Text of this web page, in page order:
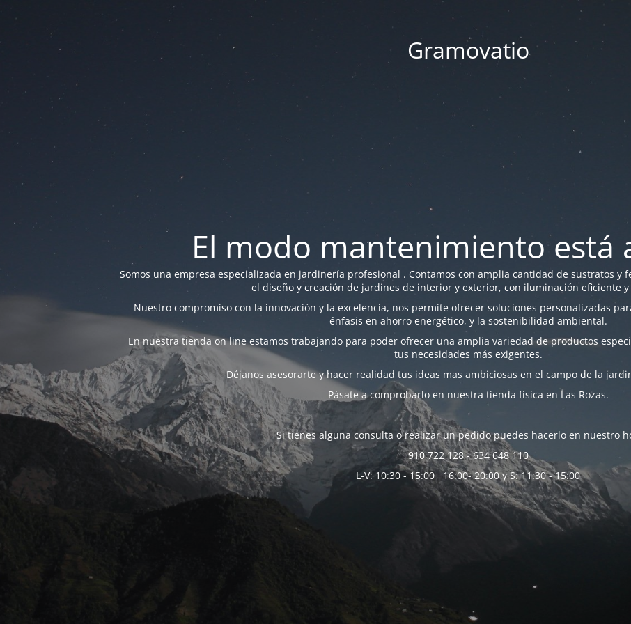
Gramovatio
El modo mantenimiento está
Somos una empresa especializada en jardinería profesional . Contamos con amplia cantidad de sustratos
el diseño y creación de jardines de interior y exterior, con iluminación eficiente
Nuestro compromiso con la innovación y la excelencia, nos permite ofrecer soluciones personalizadas
énfasis en ahorro energético, y la sostenibilidad ambiental.
En nuestra tienda on line estamos trabajando para poder ofrecer una amplia variedad de productos
tus necesidades más exigentes.
Déjanos asesorarte y hacer realidad tus ideas mas ambiciosas en el campo de la
Pásate a comprobarlo en nuestra tienda física en Las Rozas.
Si tienes alguna consulta o realizar un pedido puedes hacerlo en nuestro
910 722 128 - 634 648 110
L-V: 10:30 - 15:00 16:00- 20:00 y S: 11:30 - 15:00